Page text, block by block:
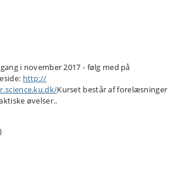
i november 2017 - følg med på
http:/​/​
Kurset består af forelæsninger
øvelser..